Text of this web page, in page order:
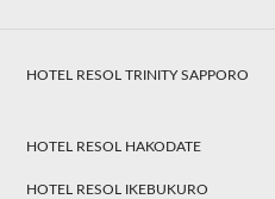
HOTEL RESOL TRINITY SAPPORO
HOTEL RESOL HAKODATE
HOTEL RESOL IKEBUKURO